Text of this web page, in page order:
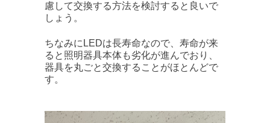
慮して交換する方法を検討すると良いで
しょう。
ちなみにLEDは長寿命なので、寿命が来
ると照明器具本体も劣化が進んでおり、
器具を丸ごと交換することがほとんどで
す。